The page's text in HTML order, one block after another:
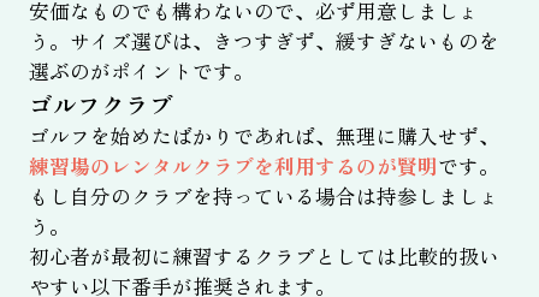
安価なものでも構わないので、必ず用意しましょ
う。サイズ選びは、きつすぎず、緩すぎないものを
選ぶのがポイントです。
ゴルフクラブ
ゴルフを始めたばかりであれば、無理に購入せず、
練習場のレンタルクラブを利用するのが賢明です。
もし自分のクラブを持っている場合は持参しましょ
う。
初心者が最初に練習するクラブとしては比較的扱い
やすい以下番手が推奨されます。